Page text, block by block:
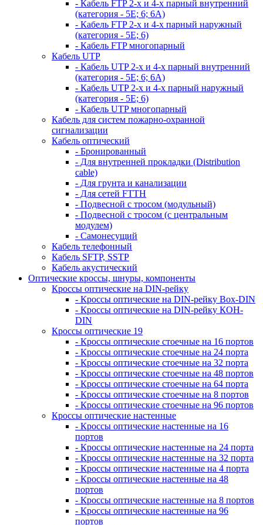
- Кабель FTP 2-х и 4-х парный внутренний
(категория - 5Е; 6; 6А)
- Кабель FTP 2-х и 4-х парный наружный
(категория - 5Е; 6)
- Кабель FTP многопарный
Кабель UTP
- Кабель UTP 2-х и 4-х парный внутренний
(категория - 5Е; 6; 6А)
- Кабель UTP 2-х и 4-х парный наружный
(категория - 5Е; 6)
- Кабель UTP многопарный
Кабель для систем пожарно-охранной
сигнализации
Кабель оптический
- Бронированный
- Для внутренней прокладки (Distribution
cable)
- Для грунта и канализации
- Для сетей FTTH
- Подвесной с тросом (модульный)
- Подвесной с тросом (с центральным
модулем)
- Самонесущий
Кабель телефонный
Кабель SFTP, SSTP
Кабель акустический
Оптические кроссы, шнуры, компоненты
Кроссы оптические на DIN-рейку
- Кроссы оптические на DIN-рейку Box-DIN
- Кроссы оптические на DIN-рейку КОН-
DIN
Кроссы оптические 19
- Кроссы оптические стоечные на 16 портов
- Кроссы оптические стоечные на 24 порта
- Кроссы оптические стоечные на 32 порта
- Кроссы оптические стоечные на 48 портов
- Кроссы оптические стоечные на 64 порта
- Кроссы оптические стоечные на 8 портов
- Кроссы оптические стоечные на 96 портов
Кроссы оптические настенные
- Кроссы оптические настенные на 16
портов
- Кроссы оптические настенные на 24 порта
- Кроссы оптические настенные на 32 порта
- Кроссы оптические настенные на 4 порта
- Кроссы оптические настенные на 48
портов
- Кроссы оптические настенные на 8 портов
- Кроссы оптические настенные на 96
портов